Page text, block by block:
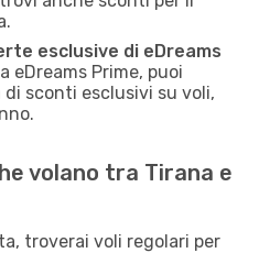
esclusive di eDreams
eDreams Prime, puoi
sconti esclusivi su voli,
volano tra Tirana e
troverai voli regolari per